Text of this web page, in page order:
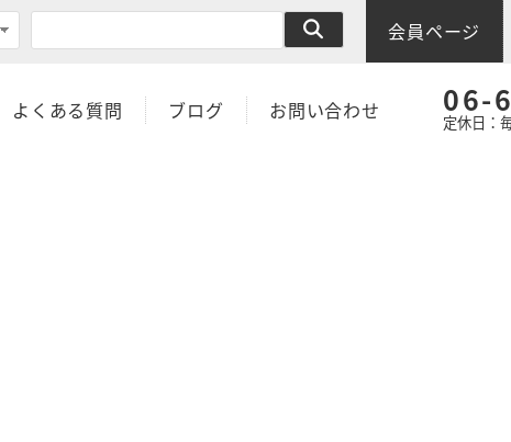
会員ページ
よくある質問 ブログ お問い合わせ 06-
定休日：